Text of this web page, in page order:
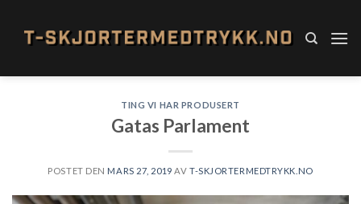
content
TING VI HAR PRODUSERT
Gatas Parlament
POSTET DEN MARS 27, 2019 AV T-SKJORTERMEDTRYKK.NO